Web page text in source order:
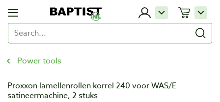
Power tools
Proxxon lamellenrollen korrel 240 voor WAS/E
satineermachine, 2 stuks